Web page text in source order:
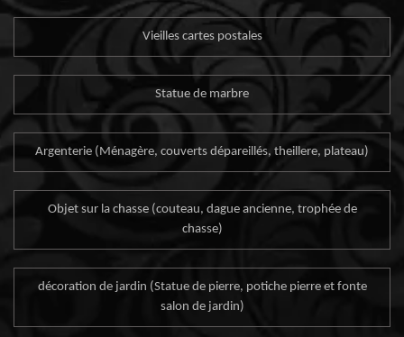
Vieilles cartes postales
Statue de marbre
Argenterie (Ménagère, couverts dépareillés, theillere, plateau)
Objet sur la chasse (couteau, dague ancienne, trophée de
chasse)
décoration de jardin (Statue de pierre, potiche pierre et fonte
salon de jardin)